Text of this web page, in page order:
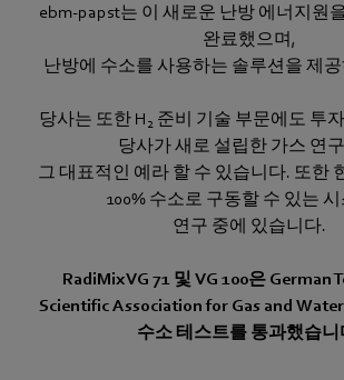
ebm‑papst는 이 새로운 난방 에너지원
완료했으며,
난방에 수소를 사용하는 솔루션을 제
당사는 또한 H 2 준비 기술 부문에도 투
당사가 새로 설립한 가스 연
그 대표적인 예라 할 수 있습니다. 또한
100% 수소로 구동할 수 있는
연구 중에 있습니다.
RadiMix VG 71 및 VG 100은 German
Scientific Association for Gas and
수소 테스트를 통과했습니